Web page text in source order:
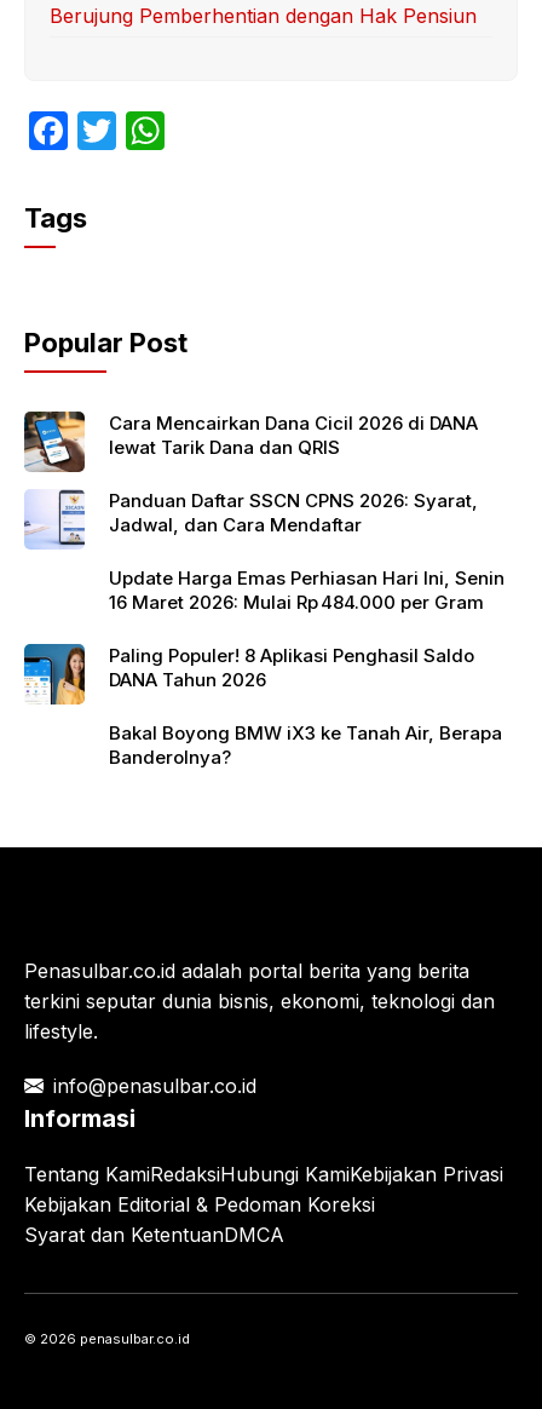
Berujung Pemberhentian dengan Hak Pensiun
F
c
e
o
o
k
T
p
p
Tags
Popular Post
Cara Mencairkan Dana Cicil 2026 di DANA
lewat Tarik Dana dan QRIS
Panduan Daftar SSCN CPNS 2026: Syarat,
Jadwal, dan Cara Mendaftar
Update Harga Emas Perhiasan Hari Ini, Senin
16 Maret 2026: Mulai Rp 484.000 per Gram
Paling Populer! 8 Aplikasi Penghasil Saldo
DANA Tahun 2026
Bakal Boyong BMW iX3 ke Tanah Air, Berapa
Banderolnya?
Penasulbar.co.id adalah portal berita yang berita
terkini seputar dunia bisnis, ekonomi, teknologi dan
lifestyle.
info@penasulbar.co.id
Informasi
Tentang KamiRedaksiHubungi KamiKebijakan Privasi
Kebijakan Editorial & Pedoman Koreksi
Syarat dan KetentuanDMCA
© 2026 penasulbar.co.id